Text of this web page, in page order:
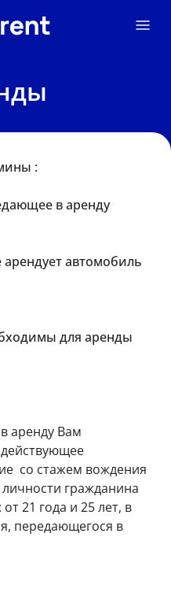
:
в аренду
автомобиль
для аренды
аренду Вам
со стажем вождения
гражданина
21 года и 25 лет, в
передающегося в